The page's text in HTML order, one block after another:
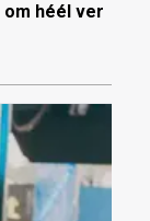
héél ver